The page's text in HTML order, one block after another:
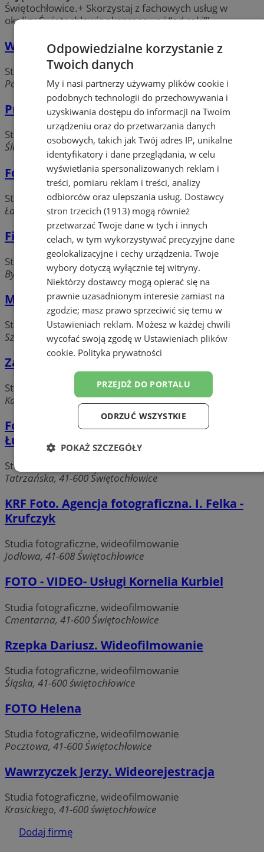
Świętochłowice.+ Skorzystaj z fachowych usług w
okolicy Świętochłowic ekspresowo i “od ręki”!
Wideorejestracja-Edward Grzywna
Studia fotograficzne, wideofilmowanie
Powstańców Śląskich, 41-605 Świętochłowice
Pracownia Fotografii Adrian Tabor
Studia fotograficzne, wideofilmowanie
Śląska, 41-600 Świętochłowice
Foto. Zakład fotograficzny
Studia fotograficzne, wideofilmowanie
Łagiewnicka, 41-608 Świętochłowice
Firma handlowa. Foto Varia
Studia fotograficzne, wideofilmowanie
Bytomska, 41-600 Świętochłowice
Miłek Andrzej. Wideorejestracja
Studia fotograficzne, wideofilmowanie
Szczytowa, 41-600 świętochłowice
Zakład fotograficzny Foto Studio 6
Studia fotograficzne, wideofilmowanie
Katowicka 6, 41-600 Świętochłowice
Fotografia ślubna i dziecięca Sandra
Łutczyn
Studia fotograficzne, wideofilmowanie
Tatrzańska, 41-600 Świętochłowice
KRF Foto. Agencja fotograficzna. I. Felka -
Krufczyk
Studia fotograficzne, wideofilmowanie
Jodłowa, 41-608 Świętochłowice
FOTO - VIDEO- Usługi Kornelia Kurbiel
Studia fotograficzne, wideofilmowanie
Cmentarna, 41-600 Świętochłowice
Rzepka Dariusz. Wideofilmowanie
Studia fotograficzne, wideofilmowanie
Śląska, 41-600 świętochłowice
FOTO Helena
Studia fotograficzne, wideofilmowanie
Pocztowa, 41-600 Świętochłowice
Wawrzyczek Jerzy. Wideorejestracja
Studia fotograficzne, wideofilmowanie
Krasickiego, 41-600 świętochłowice
Dodaj firmę
Odpowiedzialne korzystanie z
Twoich danych
My i nasi partnerzy używamy plików cookie i
podobnych technologii do przechowywania i
uzyskiwania dostępu do informacji na Twoim
urządzeniu oraz do przetwarzania danych
osobowych, takich jak Twój adres IP, unikalne
identyfikatory i dane przeglądania, w celu
wyświetlania spersonalizowanych reklam i
treści, pomiaru reklam i treści, analizy
odbiorców oraz ulepszania usług. Dostawcy
stron trzecich (1913) mogą również
przetwarzać Twoje dane w tych i innych
celach, w tym wykorzystywać precyzyjne dane
geolokalizacyjne i cechy urządzenia. Twoje
wybory dotyczą wyłącznie tej witryny.
Niektórzy dostawcy mogą opierać się na
prawnie uzasadnionym interesie zamiast na
zgodzie; masz prawo sprzeciwić się temu w
Ustawieniach reklam. Możesz w każdej chwili
wycofać swoją zgodę w Ustawieniach plików
cookie. Polityka prywatności
PRZEJDŹ DO PORTALU
ODRZUĆ WSZYSTKIE
POKAŻ SZCZEGÓŁY
Niezbędne Wydajność Targetowanie
Niezbędne Wydajność
Targetowanie
Funkcjonalność
Niesklasyfikowane
Niezbędne pliki cookie umożliwiają korzystanie z
podstawowych funkcji strony internetowej, takich jak
niezbędnych plików cookie nie można prawidłowo
korzystać ze strony internetowej.
MvSessID swiony.pl
SessID